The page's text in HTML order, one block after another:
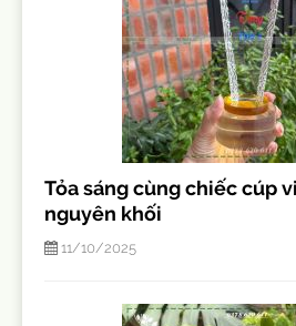
Tỏa sáng cùng chiếc cúp
nguyên khối
11/10/2025